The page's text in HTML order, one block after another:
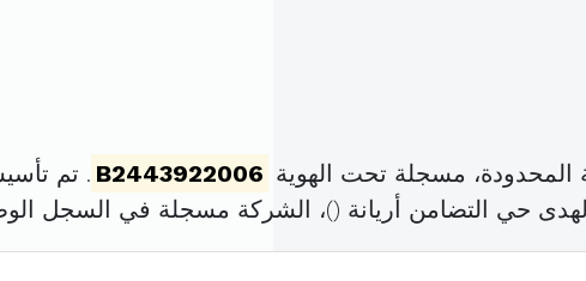
مسجلة تحت الهوية B2443922006 . تم تأسيسها في 14
)، الشركة مسجلة في السجل